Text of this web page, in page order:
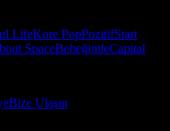
LifeKore PopPozitifStart
SpaceBebeğimleCapital
Bize Ulaşın